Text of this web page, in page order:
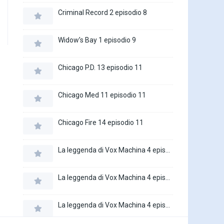
Criminal Record 2 episodio 8
Widow’s Bay 1 episodio 9
Chicago P.D. 13 episodio 11
Chicago Med 11 episodio 11
Chicago Fire 14 episodio 11